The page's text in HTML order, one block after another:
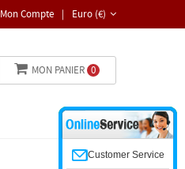
Euro (€)
Mon Compte |
MON PANIER 0
Customer Service